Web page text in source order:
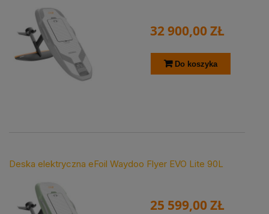
32 900,00 ZŁ
Do koszyka
Deska elektryczna eFoil Waydoo Flyer EVO Lite 90L
25 599,00 ZŁ